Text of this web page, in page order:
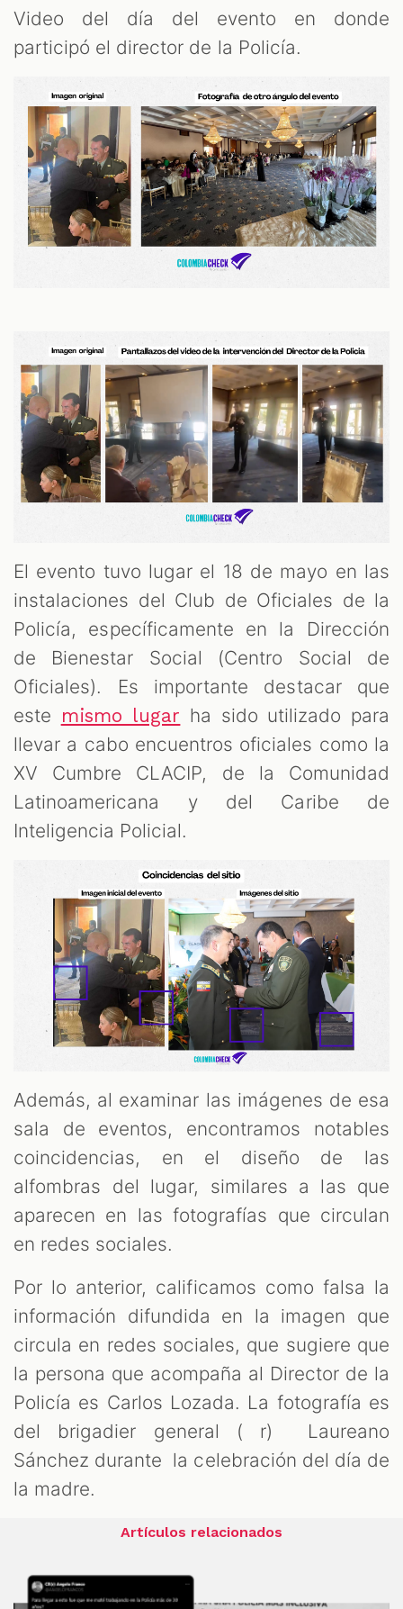
Video del día del evento en donde
participó el director de la Policía.
El evento tuvo lugar el 18 de mayo en las
instalaciones del Club de Oficiales de la
Policía, específicamente en la Dirección
de Bienestar Social (Centro Social de
Oficiales). Es importante destacar que
este mismo lugar ha sido utilizado para
llevar a cabo encuentros oficiales como la
XV Cumbre CLACIP, de la Comunidad
Latinoamericana y del Caribe de
Inteligencia Policial.
Además, al examinar las imágenes de esa
sala de eventos, encontramos notables
coincidencias, en el diseño de las
alfombras del lugar, similares a las que
aparecen en las fotografías que circulan
en redes sociales.
Por lo anterior, calificamos como falsa la
información difundida en la imagen que
circula en redes sociales, que sugiere que
la persona que acompaña al Director de la
Policía es Carlos Lozada. La fotografía es
del brigadier general ( r) Laureano
Sánchez durante la celebración del día de
la madre.
Artículos relacionados